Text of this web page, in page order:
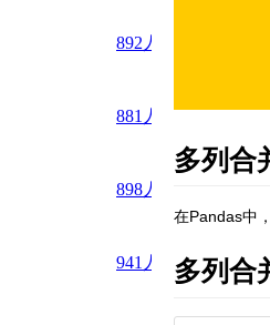
892 人读过
881 人读过
898人读过
941 人读过
多列合
在Pandas中
多列合